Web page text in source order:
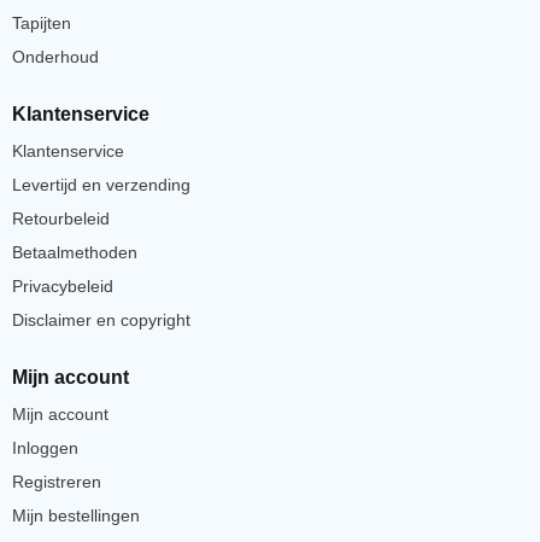
Tapijten
Onderhoud
Klantenservice
Klantenservice
Levertijd en verzending
Retourbeleid
Betaalmethoden
Privacybeleid
Disclaimer en copyright
Mijn account
Mijn account
Inloggen
Registreren
Mijn bestellingen